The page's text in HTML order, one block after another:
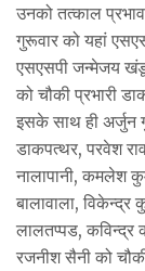
उनको तत्काल
गुरूवार को यहां
एसएसपी जन्मेजय
को चौकी प्रभारी
इसके साथ ही अर्जुन
डाकपत्थर, परवेश
नालापानी, कमलेश
बालावाला, विकेन्द्र
लालतप्पड, कविन्द्र
रजनीश सैनी को